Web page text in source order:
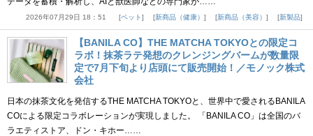
2026年07月29日 18：51 ペット 新商品（健康） 新商品（美容） 新製品
【BANILA CO】THE MATCHA TOKYOとの限定コ
ラボ！抹茶ラテ発想のクレンジングバームが数量限
定で7月下旬より店頭にて販売開始！／モノック株式
会社
日本の抹茶文化を発信するTHE MATCHA TOKYOと、世界中で愛されるBANILA
COによる限定コラボレーションが実現しました。 「BANILA CO」は全国のバ
ラエティストア、ドン・キホー……